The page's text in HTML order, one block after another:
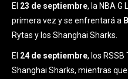
El 23 de septiembre, la NBA G
primera vez y se enfrentará a
Rytas y los Shanghai Sharks.
El 24 de septiembre, los
Shanghai Sharks, mientras